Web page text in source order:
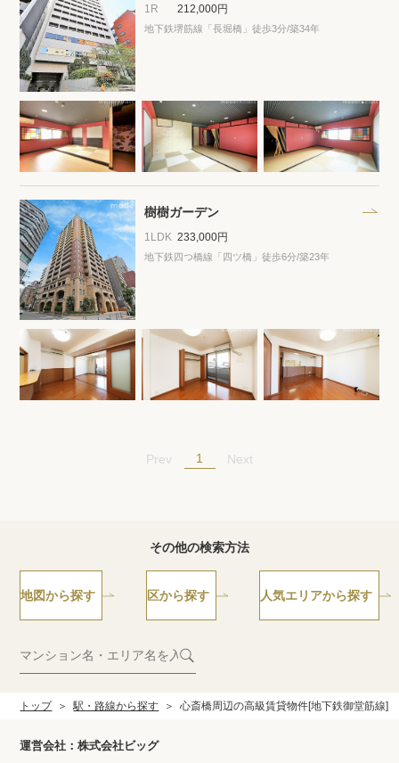
1R 212,000円
地下鉄堺筋線「長堀橋」徒歩3分/築34年
樹樹ガーデン
1LDK 233,000円
地下鉄四つ橋線「四ツ橋」徒歩6分/築23年
Prev 1 Next
その他の検索方法
地図から探す 区から探す 人気エリアから探す
トップ 駅・路線から探す 心斎橋周辺の高級賃貸物件[地下鉄御堂筋線]
運営会社：株式会社ビッグ